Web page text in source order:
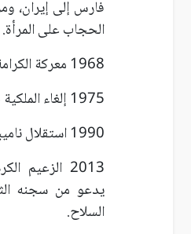
فارس إلى إيران،
الحجاب على المرأة.
1968 معركة الكرامة.
1975 إلغاء الملكية في إثيوبيا.
1990 استقلال ناميبيا.
2013
يدعو من سجنه
السلاح.